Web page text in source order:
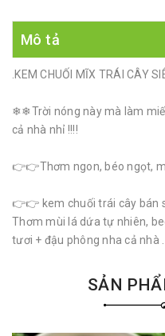
Mô tả
.KEM CHUỐI MĨX TRÁI CÂY
❄❄Trời nóng này mà làm
cả nhà nhỉ !!!!
👉👉Thơm ngon, béo ngọt,
👉👉 kem chuối trái cây bán
Thơm mùi lá dứa tự nhiên,
tươi + đậu phông nha cả nhà .
SẢN